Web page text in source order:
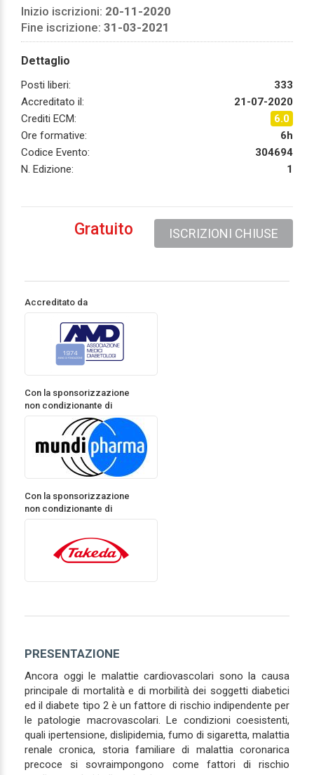
Inizio iscrizioni: 20-11-2020
Fine iscrizione: 31-03-2021
Dettaglio
Posti liberi:
333
Accreditato il:
21-07-2020
Crediti ECM:
6.0
Ore formative:
6h
Codice Evento:
304694
N. Edizione:
1
ISCRIZIONI CHIUSE
Gratuito
Accreditato da
Con la sponsorizzazione
non condizionante di
Con la sponsorizzazione
non condizionante di
PRESENTAZIONE
Ancora oggi le malattie cardiovascolari sono la causa
principale di mortalità e di morbilità dei soggetti diabetici
ed il diabete tipo 2 è un fattore di rischio indipendente per
le patologie macrovascolari. Le condizioni coesistenti,
quali ipertensione, dislipidemia, fumo di sigaretta, malattia
renale cronica, storia familiare di malattia coronarica
precoce si sovraimpongono come fattori di rischio